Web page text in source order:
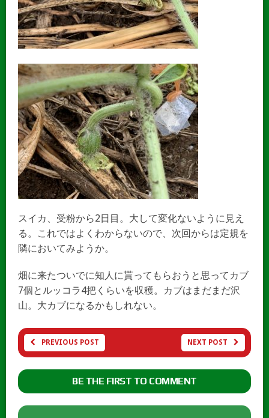
スイカ、受粉から2日目。大して変化ないように見え
る。これではよくわからないので、次回からは定規を
隣においてみようか。
畑に来たついでに知人に貰ってもらおうと思ってカブ
7個とルッコラ4把くらいを収穫。カブはまだまだ沢
山。大カブになるかもしれない。
PREVIOUS POST NEXT POST
BE THE FIRST TO COMMENT